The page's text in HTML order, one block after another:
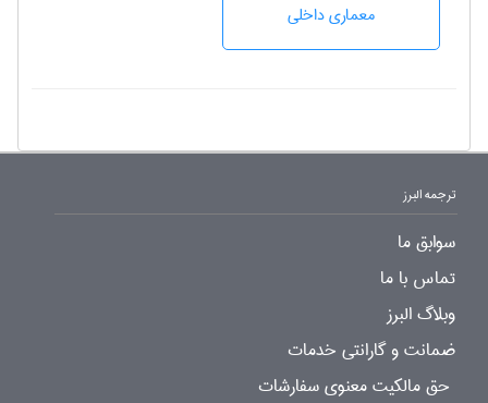
معماری داخلی
ترجمه البرز
سوابق ما
تماس با ما
وبلاگ البرز
ضمانت و گارانتی خدمات
حق مالکیت معنوی سفارشات